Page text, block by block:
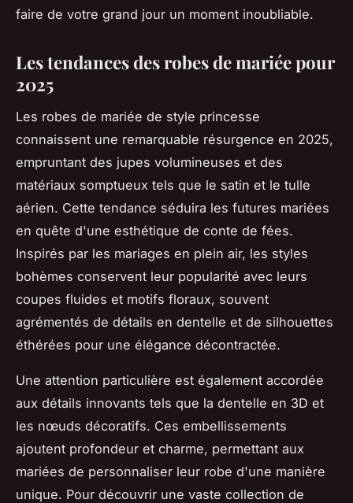
faire de votre grand jour un moment inoubliable.
Les tendances des robes de mariée pour
2025
Les robes de mariée de style princesse
connaissent une remarquable résurgence en 2025,
empruntant des jupes volumineuses et des
matériaux somptueux tels que le satin et le tulle
aérien. Cette tendance séduira les futures mariées
en quête d'une esthétique de conte de fées.
Inspirés par les mariages en plein air, les styles
bohèmes conservent leur popularité avec leurs
coupes fluides et motifs floraux, souvent
agrémentés de détails en dentelle et de silhouettes
éthérées pour une élégance décontractée.
Une attention particulière est également accordée
aux détails innovants tels que la dentelle en 3D et
les nœuds décoratifs. Ces embellissements
ajoutent profondeur et charme, permettant aux
mariées de personnaliser leur robe d'une manière
unique. Pour découvrir une vaste collection de